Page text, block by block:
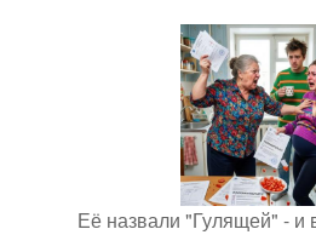
Её назвали "Гулящей" - и